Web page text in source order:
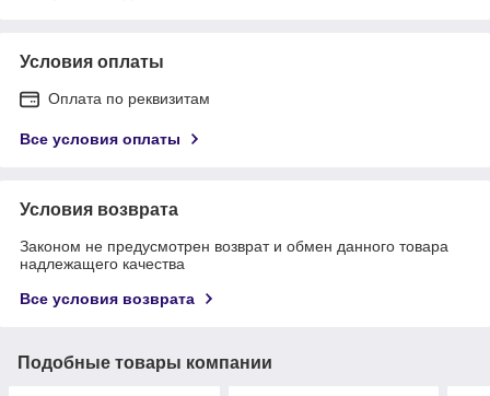
Условия оплаты
Оплата по реквизитам
Все условия оплаты
Условия возврата
Законом не предусмотрен возврат и обмен данного товара
надлежащего качества
Все условия возврата
Подобные товары компании